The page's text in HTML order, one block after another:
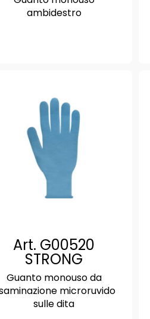
ambidestro
Art. G00520
STRONG
Guanto monouso da
microruvido
sulle dita